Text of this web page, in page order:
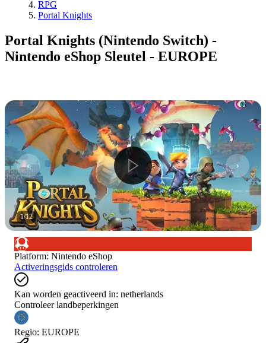
RPG
Portal Knights
Portal Knights (Nintendo Switch) -
Nintendo eShop Sleutel - EUROPE
1/12
Platform: Nintendo eShop
Activeringsgids controleren
Kan worden geactiveerd in: netherlands
Controleer landbeperkingen
Regio: EUROPE